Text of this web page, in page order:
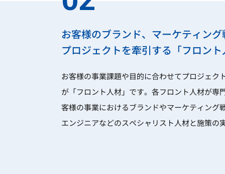
お客様のブランド、マーケティン
プロジェクトを牽引する「フロン
お客様の事業課題や目的に合わせてプロジェ
が「フロント人材」です。各フロント人材が
客様の事業におけるブランドやマーケティング
エンジニアなどのスペシャリスト人材と施策の